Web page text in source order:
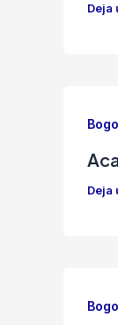
Deja
Deja